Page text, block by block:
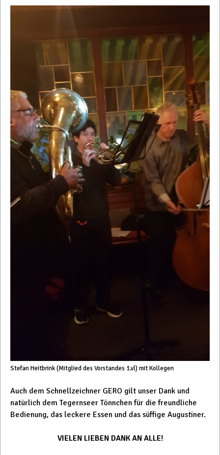
Stefan Heitbrink (Mitglied des Vorstandes 1.vl) mit Kollegen
Auch dem Schnellzeichner GERO gilt unser Dank und
natürlich dem Tegernseer Tönnchen für die freundliche
Bedienung, das leckere Essen und das süffige Augustiner.
VIELEN LIEBEN DANK AN ALLE!